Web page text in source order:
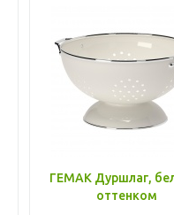
ГЕМАК Дуршлаг,
оттенком